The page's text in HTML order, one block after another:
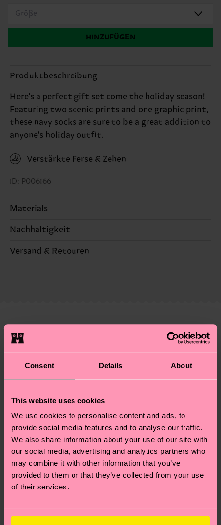
Consent Details About
This website uses cookies
We use cookies to personalise content and ads, to
provide social media features and to analyse our traffic.
We also share information about your use of our site with
our social media, advertising and analytics partners who
may combine it with other information that you’ve
provided to them or that they’ve collected from your use
of their services.
Größe
HINZUFÜGEN
Produktbeschreibung
Here's a perfect gift set come the holiday season!
Featuring two scenic prints and one graphic print,
these navy socks are sure to be a great addition to
anyone's holiday outfit.
Verstärkte Ferse & Zehen
ID: P006166
Materials
86% Cotton, 12% Polyamide, 2% Elastane
Nachhaltigkeit
Nachhaltigkeit ist mehr als nur Qualität und
Versand & Retouren
dass es sich hierbei um einen Richtwert handelt
und die genaue Lieferzeit von der lokalen Post in
am häufigsten gestellten Fragen.
Geschenkidee